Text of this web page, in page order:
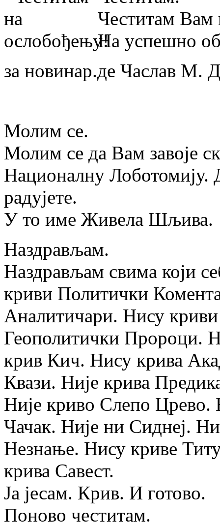
Честитам Вам
На успешно
за новинар.де Часлав М.
Молим се.
Молим се да Вам завоје
Националну Лоботомију.
радујете.
У то име Живела Шљива.
Наздрављам.
Наздрављам свима који
криви Политички
Аналитичари. Нису
Геополитички Пророци.
крив Кич. Нису крива
Квази. Није крива
Није криво Слепо Црево.
Чачак. Није ни Сиднеј.
Незнање. Нису криве
крива Савест.
Ја јесам. Крив. И готово.
Поново честитам.